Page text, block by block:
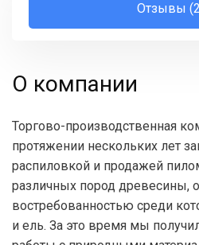
Отзывы
О компании
Торгово-производственная
протяжении нескольких лет
распиловкой и продажей
различных пород древесины,
востребованностью среди
и ель. За это время мы